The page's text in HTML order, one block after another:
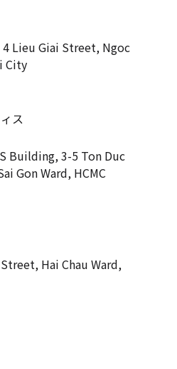
4 Lieu Giai Street, Ngoc
City
ス
Building, 3-5 Ton Duc
Gon Ward, HCMC
Hai Chau Ward,